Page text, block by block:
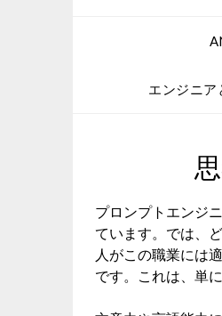
エンジニア
プロンプトエンジ
ています。では、
人がこの職業には
です。これは、単